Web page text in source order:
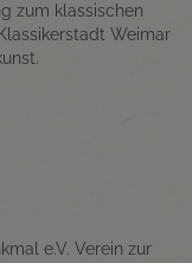
zum klassischen
Weimar
e.V. Verein zur